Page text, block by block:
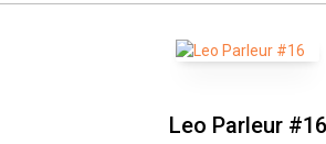
Leo Parleur #16